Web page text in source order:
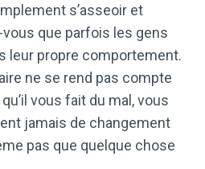
s’asseoir et
vous que parfois les gens
leur propre comportement.
ne se rend pas compte
vous fait du mal, vous
jamais de changement
pas que quelque chose